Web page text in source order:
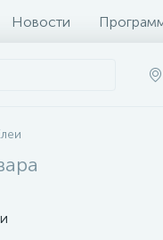
Новости